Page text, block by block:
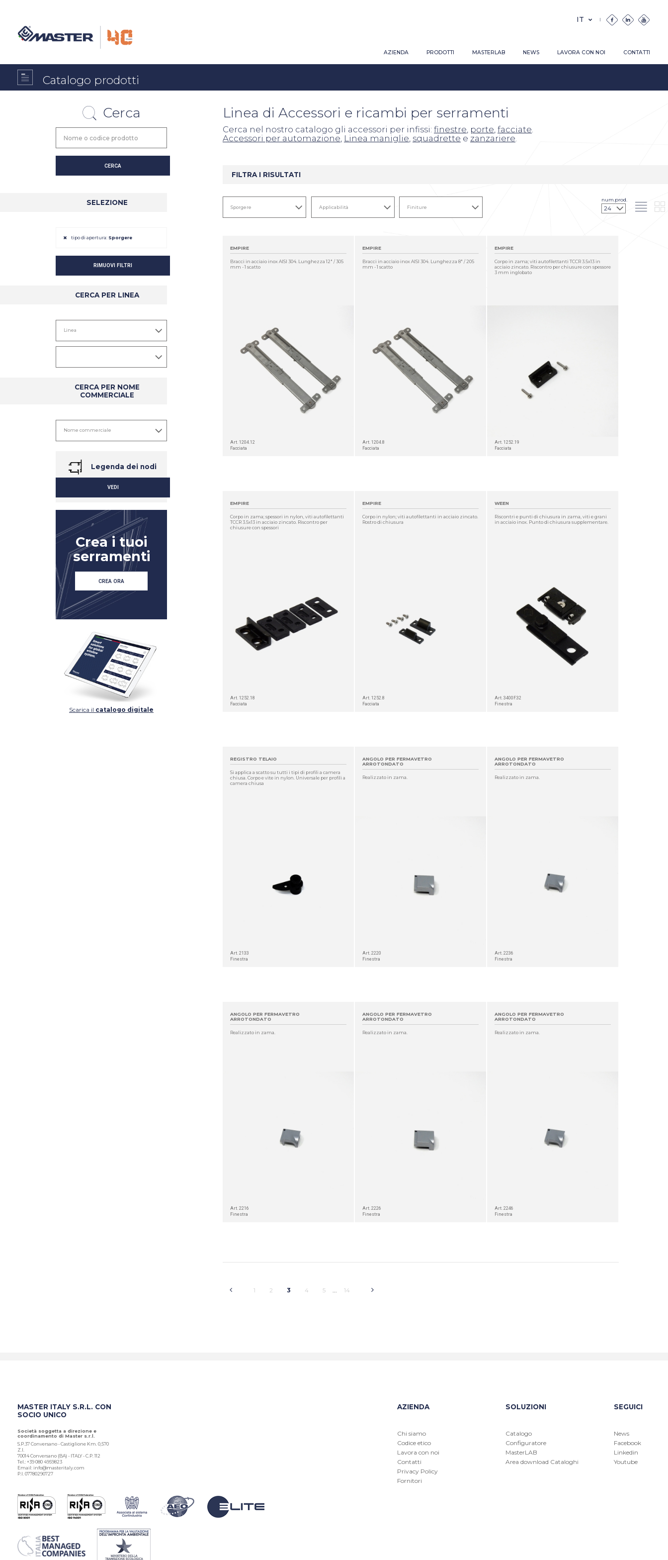
AZIENDA PRODOTTI MASTERLAB NEWS LAVORA CON NOI CONTATTI
Catalogo prodotti
Cerca
SELEZIONE
tipo di apertura: Sporgere
RIMUOVI FILTRI
CERCA PER LINEA
CERCA PER NOME
COMMERCIALE
Legenda dei nodi
VEDI
Crea i tuoi
serramenti
CREA ORA
Scarica il catalogo digitale
Linea di Accessori e ricambi per serramenti
Cerca nel nostro catalogo gli accessori per infissi: finestre, porte, facciate.
Accessori per automazione, Linea maniglie, squadrette e zanzariere.
FILTRA I RISULTATI
num.prod.
EMPIRE
Bracci in acciaio inox AISI 304. Lunghezza 12" / 305
mm - 1 scatto
Art. 1204.12
Facciata
EMPIRE
Bracci in acciaio inox AISI 304. Lunghezza 8" / 205
mm - 1 scatto
DETTAGLIO
Art. 1204.8
Facciata
EMPIRE
Corpo in zama; viti autofilettanti TCCR 3.5x13 in
acciaio zincato. Riscontro per chiusure con spessore
3 mm inglobato
DETTAGLIO
Art. 1252.19
Facciata
EMPIRE
Corpo in zama; spessori in nylon, viti autofilettanti
TCCR 3.5x13 in acciaio zincato. Riscontro per
chiusure con spessori
Art. 1252.18
Facciata
EMPIRE
Corpo in nylon; viti autofilettanti in acciaio zincato.
Rostro di chiusura
Art. 1252.8
Facciata
WEEN
Riscontri e punti di chiusura in zama, viti e grani
in acciaio inox. Punto di chiusura supplementare.
Art. 3400F.32
Finestra
REGISTRO TELAIO
Si applica a scatto su tutti i tipi di profili a camera
chiusa. Corpo e vite in nylon. Universale per profili a
camera chiusa
Art. 2133
Finestra
ANGOLO PER FERMAVETRO
ARROTONDATO
Realizzato in zama.
Art. 2220
Finestra
ANGOLO PER FERMAVETRO
ARROTONDATO
Realizzato in zama.
Art. 2236
Finestra
ANGOLO PER FERMAVETRO
ARROTONDATO
Realizzato in zama.
Art. 2216
Finestra
ANGOLO PER FERMAVETRO
ARROTONDATO
Realizzato in zama.
Art. 2226
Finestra
ANGOLO PER FERMAVETRO
ARROTONDATO
Realizzato in zama.
Art. 2246
Finestra
1 2 3 4 5 14
MASTER ITALY S.R.L. CON
SOCIO UNICO
Società soggetta a direzione e
coordinamento di Master s.r.l.
S.P.37 Conversano - Castiglione Km. 0,570
Z.I.
70014 Conversano (BA) - ITALY - C.P. 112
Tel.: +39 080 4959823
Email: info@masteritaly.com
P.I. 07780290727
AZIENDA
Chi siamo
Codice etico
Lavora con noi
Contatti
Privacy Policy
Fornitori
SOLUZIONI
Catalogo
Configuratore
MasterLAB
Area download Cataloghi
SEGUICI
News
Facebook
Linkedin
Youtube